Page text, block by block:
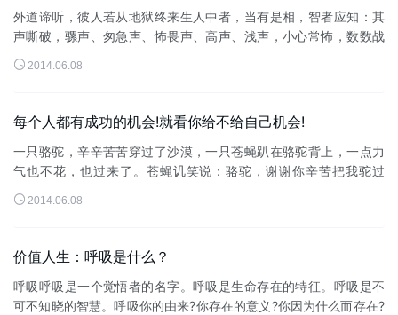
外道谛听，彼人若从地狱终来生人中者，当有是相，智者应知：其
声嘶破，骡声、匆急声、怖畏声、高声、浅声，小心常怖，数数战
悚，其毛数竖，梦中多见大火炽然，或见山走，或见火聚，或见釜
镬沸涌，或见有人执杖而走，...
 2014.06.08
每个人都有成功的机会!就看你给不给自己机会!
一只骆驼，辛辛苦苦穿过了沙漠，一只苍蝇趴在骆驼背上，一点力
气也不花，也过来了。苍蝇讥笑说：骆驼，谢谢你辛苦把我驼过
来。再见!骆驼看了一眼苍蝇说：“你在我身上的时候，我根本就不知
道，你走了，...
 2014.06.08
价值人生：呼吸是什么？
呼吸呼吸是一个觉悟者的名字。呼吸是生命存在的特征。呼吸是不
可不知晓的智慧。呼吸你的由来?你存在的意义?你因为什么而存在?